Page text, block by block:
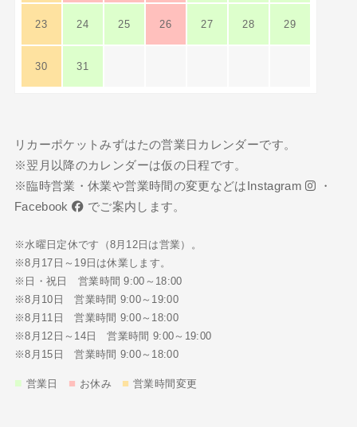
23 24 25 26 27 28 29
30 31
リカーポケットみずはたの営業日カレンダーです。
※翌月以降のカレンダーは仮の日程です。
※臨時営業・休業や営業時間の変更などは Instagram
・
Facebook
でご案内します。
※水曜日定休です（8月12日は営業）。
※8月17日～19日は休業します。
※日・祝日 営業時間 9:00～18:00
※8月10日 営業時間 9:00～19:00
※8月11日 営業時間 9:00～18:00
※8月12日～14日 営業時間 9:00～19:00
※8月15日 営業時間 9:00～18:00
■ 営業日 ■ お休み ■ 営業時間変更